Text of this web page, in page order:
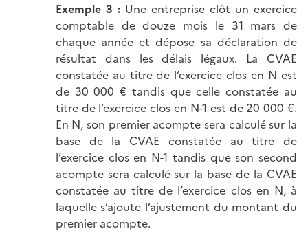
Exemple 3 :Une entreprise clôt un exercice
comptable de douze mois le 31 mars de
chaque année et dépose sa déclaration de
résultat dans les délais légaux. La CVAE
constatée au titre de l’exercice clos en N est
de 30 000 € tandis que celle constatée au
titre de l’exercice clos en N-1 est de 20 000 €.
En N, son premier acompte sera calculé sur la
base de la CVAE constatée au titre de
l’exercice clos en N-1 tandis que son second
acompte sera calculé sur la base de la CVAE
constatée au titre de l’exercice clos en N, à
laquelle s’ajoute l’ajustement du montant du
premier acompte.